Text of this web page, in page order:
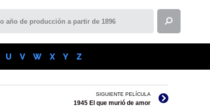
U V W X Y Z
SIGUIENTE PELÍCULA
1945 El que murió de amor